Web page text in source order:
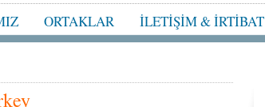
ORTAKLAR İLETİŞİM & İRTİBAT